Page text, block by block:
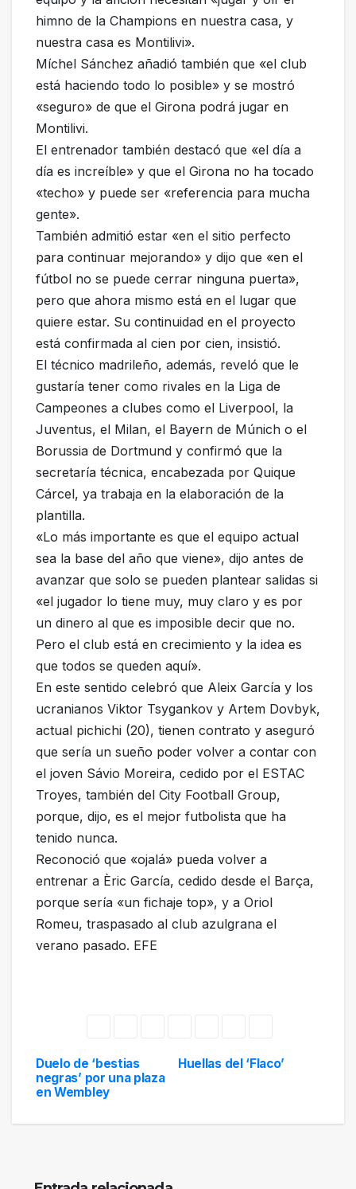
himno de la Champions en nuestra casa, y
nuestra casa es Montilivi».
Míchel Sánchez añadió también que «el club
está haciendo todo lo posible» y se mostró
«seguro» de que el Girona podrá jugar en
Montilivi.
El entrenador también destacó que «el día a
día es increíble» y que el Girona no ha tocado
«techo» y puede ser «referencia para mucha
gente».
También admitió estar «en el sitio perfecto
para continuar mejorando» y dijo que «en el
fútbol no se puede cerrar ninguna puerta»,
pero que ahora mismo está en el lugar que
quiere estar. Su continuidad en el proyecto
está confirmada al cien por cien, insistió.
El técnico madrileño, además, reveló que le
gustaría tener como rivales en la Liga de
Campeones a clubes como el Liverpool, la
Juventus, el Milan, el Bayern de Múnich o el
Borussia de Dortmund y confirmó que la
secretaría técnica, encabezada por Quique
Cárcel, ya trabaja en la elaboración de la
plantilla.
«Lo más importante es que el equipo actual
sea la base del año que viene», dijo antes de
avanzar que solo se pueden plantear salidas si
«el jugador lo tiene muy, muy claro y es por
un dinero al que es imposible decir que no.
Pero el club está en crecimiento y la idea es
que todos se queden aquí».
En este sentido celebró que Aleix García y los
ucranianos Viktor Tsygankov y Artem Dovbyk,
actual pichichi (20), tienen contrato y aseguró
que sería un sueño poder volver a contar con
el joven Sávio Moreira, cedido por el ESTAC
Troyes, también del City Football Group,
porque, dijo, es el mejor futbolista que ha
tenido nunca.
Reconoció que «ojalá» pueda volver a
entrenar a Èric García, cedido desde el Barça,
porque sería «un fichaje top», y a Oriol
Romeu, traspasado al club azulgrana el
verano pasado. EFE
Navegación
de
Huellas del ‘Flaco’
Duelo de ‘bestias
negras’ por una plaza
en Wembley